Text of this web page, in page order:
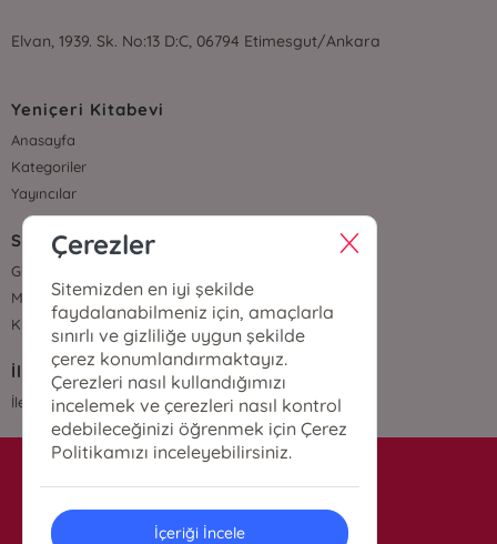
Elvan, 1939. Sk. No:13 D:C, 06794 Etimesgut/Ankara
Yeniçeri Kitabevi
Anasayfa
Kategoriler
Yayıncılar
Sözleşmeler
Gizlilik Sözleşmesi
Mesafeli Satış Sözleşmesi
Kullanıcı Sözleşmesi
İletişim
İletişim
info@yenicerikitabevi.com
Çerezler
Sitemizden en iyi şekilde
faydalanabilmeniz için, amaçlarla
sınırlı ve gizliliğe uygun şekilde
çerez konumlandırmaktayız.
Çerezleri nasıl kullandığımızı
incelemek ve çerezleri nasıl kontrol
edebileceğinizi öğrenmek için Çerez
Politikamızı inceleyebilirsiniz.
İçeriği İncele